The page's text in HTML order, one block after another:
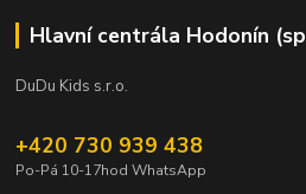
Hlavní centrála Hodonín
DuDu Kids s.r.o.
+420 730 939 438
Po-Pá 10-17hod WhatsApp